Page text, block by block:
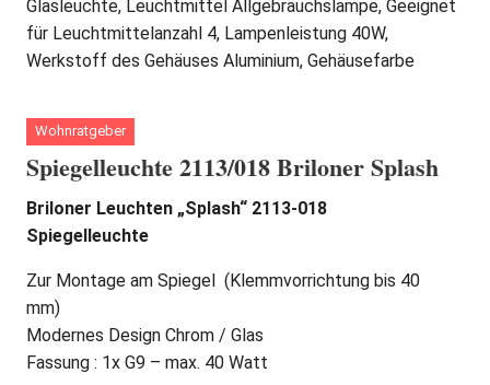
Glasleuchte, Leuchtmittel Allgebrauchslampe, Geeignet
für Leuchtmittelanzahl 4, Lampenleistung 40W,
Werkstoff des Gehäuses Aluminium, Gehäusefarbe
Wohnratgeber
Spiegelleuchte 2113/018 Briloner Splash
Briloner Leuchten „Splash“ 2113-018
Spiegelleuchte
Zur Montage am Spiegel (Klemmvorrichtung bis 40
mm)
Modernes Design Chrom / Glas
Fassung : 1x G9 – max. 40 Watt